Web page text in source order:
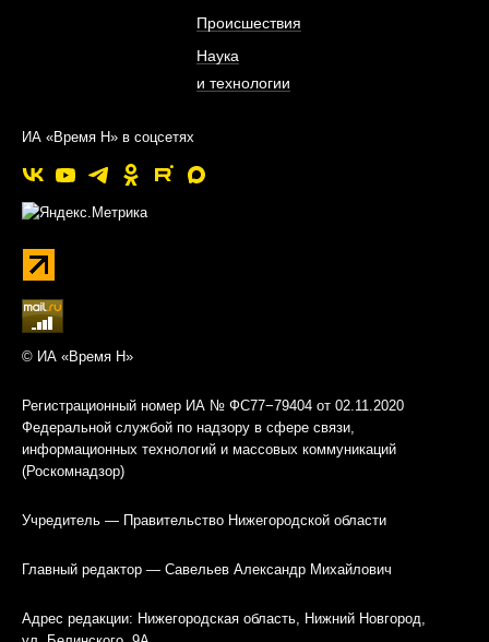
Происшествия
Наука
и технологии
ИА «Время Н» в соцсетях
© ИА «Время Н»
Регистрационный номер ИА № ФС77−79404 от 02.11.2020
Федеральной службой по надзору в сфере связи,
информационных технологий и массовых коммуникаций
(Роскомнадзор)
Учредитель — Правительство Нижегородской области
Главный редактор — Савельев Александр Михайлович
Адрес редакции: Нижегородская область, Нижний Новгород,